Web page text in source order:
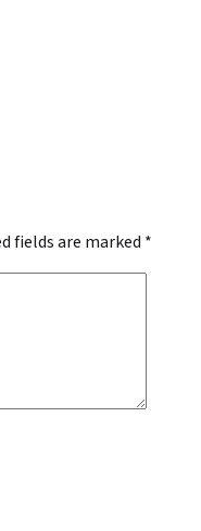
fields are marked *